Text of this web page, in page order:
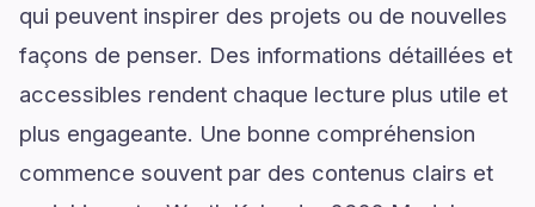
qui peuvent inspirer des projets ou de nouvelles
façons de penser. Des informations détaillées et
accessibles rendent chaque lecture plus utile et
plus engageante. Une bonne compréhension
commence souvent par des contenus clairs et